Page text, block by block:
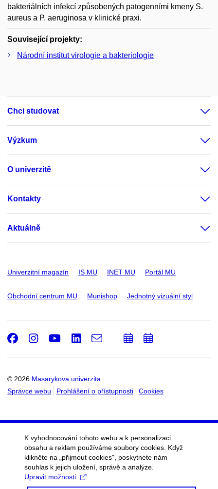
bakteriálních infekcí způsobených patogenními kmeny S.
aureus a P. aeruginosa v klinické praxi.
Související projekty:
Národní institut virologie a bakteriologie
Chci studovat
Výzkum
O univerzitě
Kontakty
Aktuálně
Univerzitní magazín IS MU INET MU Portál MU
Obchodní centrum MU Munishop Jednotný vizuální styl
© 2026 Masarykova univerzita
Správce webu
Prohlášení o přístupnosti Cookies
Facebook
Instagram
Youtube
LinkedIn
e-
Email
PřidatPřidat
K vyhodnocování tohoto webu a k personalizaci
obsahu a reklam používáme soubory cookies. Když
klikněte na „přijmout cookies", poskytnete nám
souhlas k jejich uložení, správě a analýze.
Upravit možnosti